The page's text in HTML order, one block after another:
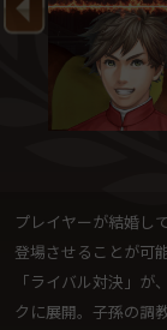
プレイヤーが結婚し
登場させることが可
「ライバル対決」
クに展開。子孫の調